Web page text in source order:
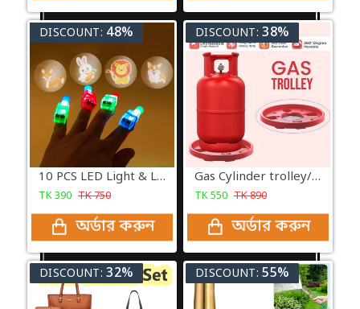
DISCOUNT: 48%
10 PCS LED Light & Lighting Cartoon Finger Projection Lamp Finger Lighst Ring Light LED Child Light Toy
TK390 TK750
অর্ডার করুন
DISCOUNT: 38%
Gas Cylinder trolley/Stand (গ্যাস সিলিন্ডার ট্রলি)
TK550 TK890
অর্ডার করুন
DISCOUNT: 32% DISCOUNT: 55%